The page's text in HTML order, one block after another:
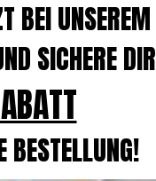
BEI UNSEREM
SICHERE DIR
BESTELLUNG!